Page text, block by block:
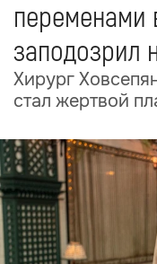
переменами
заподозрил
Хирург
стал жертвой